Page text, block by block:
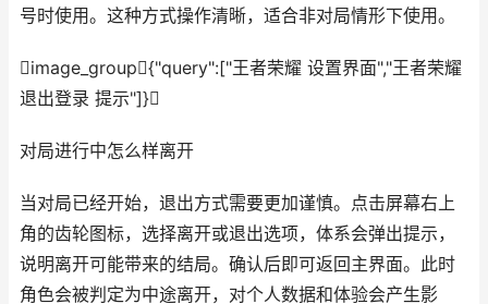
号时使用。这种方式操作清晰，适合非对局情形下使用。
image_group{"query":["王者荣耀 设置界面","王者荣耀
退出登录 提示"]}
对局进行中怎么样离开
当对局已经开始，退出方式需要更加谨慎。点击屏幕右上
角的齿轮图标，选择离开或退出选项，体系会弹出提示，
说明离开可能带来的结局。确认后即可返回主界面。此时
角色会被判定为中途离开，对个人数据和体验会产生影